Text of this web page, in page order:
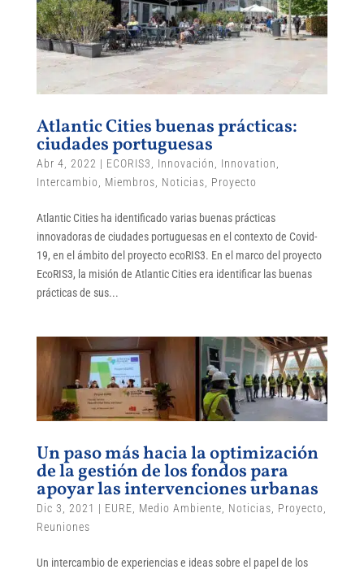
Atlantic Cities buenas prácticas:
ciudades portuguesas
Abr 4, 2022 | ECORIS3 Innovación Innovation
Intercambio
Miembros Noticias Proyecto
Atlantic Cities ha identificado varias buenas prácticas
innovadoras de ciudades portuguesas en el contexto de Covid-
19, en el ámbito del proyecto ecoRIS3. En el marco del proyecto
EcoRIS3, la misión de Atlantic Cities era identificar las buenas
prácticas de sus...
Un paso más hacia la optimización
de la gestión de los fondos para
apoyar las intervenciones urbanas
Dic 3, 2021 | EURE, Medio Ambiente, Noticias, Proyecto,
Reuniones
Un intercambio de experiencias e ideas sobre el papel de los